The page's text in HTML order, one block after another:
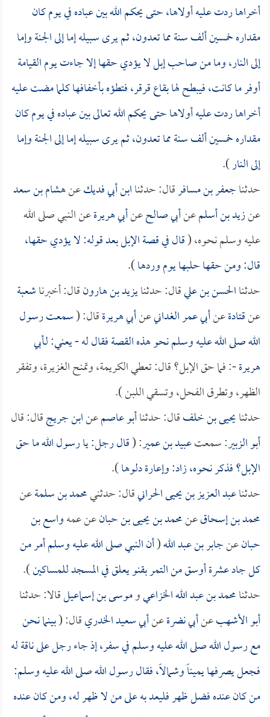
أخراها ردت عليه أولاها، حتى يحكم الله بين عباده في يوم كان
مقداره خمسين ألف سنة مما تعدون، ثم يرى سبيله إما إلى الجنة وإما
إلى النار، وما من صاحب إبل لا يؤدي حقها إلا جاءت يوم القيامة
أوفر ما كانت، فيبطح لها بقاع قرقر، فتطؤه بأخفافها كلما مضت عليه
أخراها ردت عليه أولاها حتى يحكم الله تعالى بين عباده في يوم كان
مقداره خمسين ألف سنة مما تعدون، ثم يرى سبيله إما إلى الجنة وإما
إلى النار).
حدثناجعفر بن مسافرقال: حدثناابن أبي فديكعنهشام بن سعد
عنزيد بن أسلمعنأبي صالحعنأبي هريرةعن النبي صلى الله
عليه وسلم نحوه، (قال في قصة الإبل بعد قوله: لا يؤدي حقها،
قال: ومن حقها حلبها يوم وردها).
حدثناالحسن بن عليقال: حدثنايزيد بن هارونقال: أخبرناشعبة
عنقتادةعنأبي عمر الغدانيعنأبي هريرةقال: (سمعت رسول
الله صلى الله عليه وسلم نحو هذه القصة فقال له - يعني: لـأبي
هريرة-: فما حق الإبل؟ قال: تعطي الكريمة، وتمنح الغزيرة، وتفقر
الظهر، وتطرق الفحل، وتسقي اللبن ).
حدثنايحيى بن خلفقال: حدثناأبو عاصمعنابن جريجقال: قال
أبو الزبير: سمعتعبيد بن عمير: (قال رجل: يا رسول الله ما حق
الإبل؟ فذكر نحوه، زاد: وإعارة دلوها).
حدثناعبد العزيز بن يحيى الحرانيقال: حدثنيمحمد بن سلمةعن
محمد بن إسحاقعنمحمد بن يحيى بن حبانعن عمهواسع بن
حبانعنجابر بن عبد الله(أن النبي صلى الله عليه وسلم أمر من
كل جاد عشرة أوسق من التمر بقنو يعلق في المسجد للمساكين).
حدثنامحمد بن عبد الله الخزاعيوموسى بن إسماعيلقالا: حدثنا
أبو الأشهبعنأبي نضرةعنأبي سعيد الخدريقال: (بينما نحن
مع رسول الله صلى الله عليه وسلم في سفر، إذ جاء رجل على ناقة له
فجعل يصرفها يميناً وشمالاً، فقال رسول الله صلى الله عليه وسلم:
من كان عنده فضل ظهر فليعد به على من لا ظهر له، ومن كان عنده